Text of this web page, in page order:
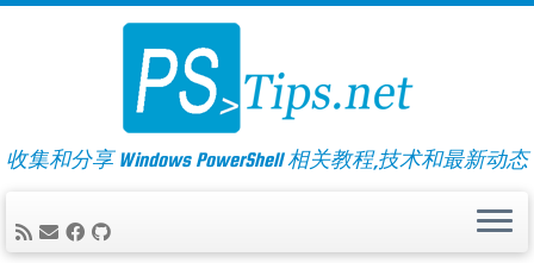
Skip
收集和分享 Windows PowerShell 相关教程,技术和最新动态